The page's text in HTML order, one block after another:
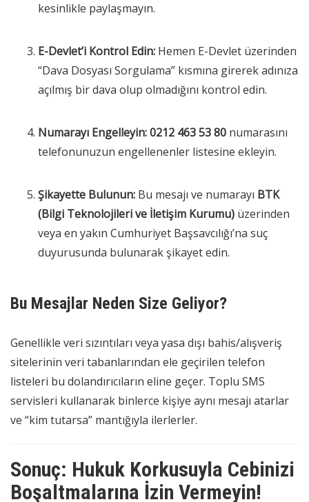
kesinlikle paylaşmayın.
E-Devlet’i Kontrol Edin: Hemen E-Devlet üzerinden
“Dava Dosyası Sorgulama” kısmına girerek adınıza
açılmış bir dava olup olmadığını kontrol edin.
Numarayı Engelleyin:0212 463 53 80 numarasını
telefonunuzun engellenenler listesine ekleyin.
Şikayette Bulunun: Bu mesajı ve numarayı BTK
(Bilgi Teknolojileri ve İletişim Kurumu) üzerinden
veya en yakın Cumhuriyet Başsavcılığı’na suç
duyurusunda bulunarak şikayet edin.
Bu Mesajlar Neden Size Geliyor?
Genellikle veri sızıntıları veya yasa dışı bahis/alışveriş
sitelerinin veri tabanlarından ele geçirilen telefon
listeleri bu dolandırıcıların eline geçer. Toplu SMS
servisleri kullanarak binlerce kişiye aynı mesajı atarlar
ve “kim tutarsa” mantığıyla ilerlerler.
Sonuç: Hukuk Korkusuyla Cebinizi
Boşaltmalarına İzin Vermeyin!